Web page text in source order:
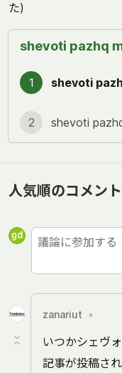
た)
shevoti pazhq
1 shevoti
2 shevoti
人気順のコメント
zanariut •
いつかシェヴ
記事が投稿さ